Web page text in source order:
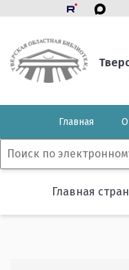
Главная О
Главная